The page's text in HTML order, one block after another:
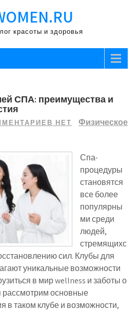
красоты и здоровья
СПА: преимущества и
НЕТ
Физическое
Спа-
процедуры
становятся
все более
популярны
ми среди
людей,
стремящихс
сил. Клубы для
уникальные возможности
в мир wellness и заботы о
рассмотрим основные
в таком клубе и возможности,